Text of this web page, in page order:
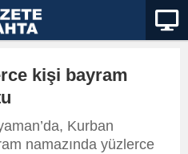
kişi bayram
Kurban
namazında yüzlerce